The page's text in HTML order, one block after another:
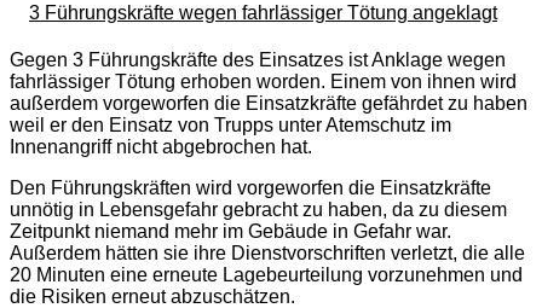
3 Führungskräfte wegen fahrlässiger Tötung angeklagt
Gegen 3 Führungskräfte des Einsatzes ist Anklage wegen
fahrlässiger Tötung erhoben worden. Einem von ihnen wird
außerdem vorgeworfen die Einsatzkräfte gefährdet zu haben
weil er den Einsatz von Trupps unter Atemschutz im
Innenangriff nicht abgebrochen hat.
Den Führungskräften wird vorgeworfen die Einsatzkräfte
unnötig in Lebensgefahr gebracht zu haben, da zu diesem
Zeitpunkt niemand mehr im Gebäude in Gefahr war.
Außerdem hätten sie ihre Dienstvorschriften verletzt, die alle
20 Minuten eine erneute Lagebeurteilung vorzunehmen und
die Risiken erneut abzuschätzen.